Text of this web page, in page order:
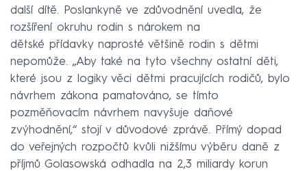
další dítě. Poslankyně ve zdůvodnění uvedla, že
rozšíření okruhu rodin s nárokem na
dětské přídavky naprosté většině rodin s dětmi
nepomůže. „Aby také na tyto všechny ostatní děti,
které jsou z logiky věci dětmi pracujících rodičů, bylo
návrhem zákona pamatováno, se tímto
pozměňovacím návrhem navyšuje daňové
zvýhodnění,“ stojí v důvodové zprávě. Přímý dopad
do veřejných rozpočtů kvůli nižšímu výběru daně z
příjmů Golasowská odhadla na 2,3 miliardy korun